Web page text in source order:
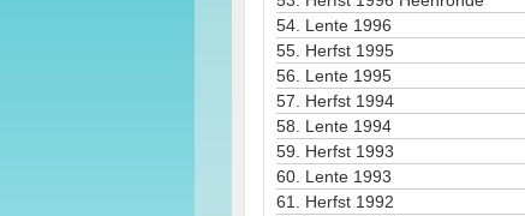
54. Lente 1996
55. Herfst 1995
56. Lente 1995
57. Herfst 1994
58. Lente 1994
59. Herfst 1993
60. Lente 1993
61. Herfst 1992